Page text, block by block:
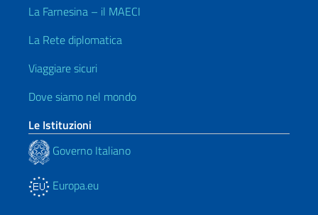
La Farnesina – il MAECI
La Rete diplomatica
Viaggiare sicuri
Dove siamo nel mondo
Le Istituzioni
Governo Italiano
Europa.eu